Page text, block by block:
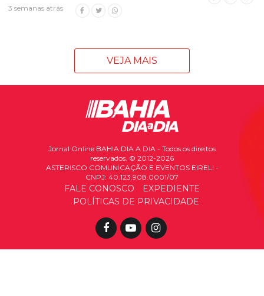
3 semanas atrás
VEJA MAIS
Jornal Online BAHIA DIA A DIA - Todos os direitos
reservados. © 2012-2026
ASTERISCO COMUNICAÇÃO E EVENTOS EIRELI -
CNPJ: 40.123.908.0001/07
FALE CONOSCO
EXPEDIENTE
POLÍTICAS DE PRIVACIDADE